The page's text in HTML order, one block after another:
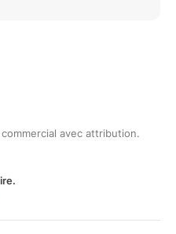
avec attribution.